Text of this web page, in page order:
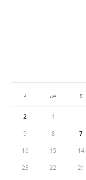
ج س د
1
2
7
8
9
14
15
16
21
22
23